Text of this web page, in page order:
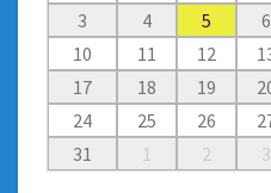
3
4 5 6
10
11 12
17
18 19
24
25 26
31
1 2 3